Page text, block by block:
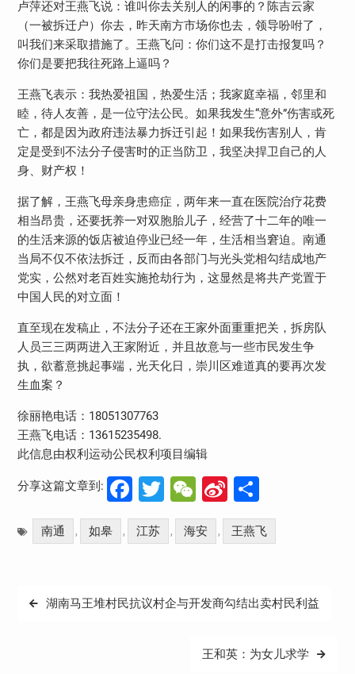
卢萍还对王燕飞说：谁叫你去关别人的闲事的？陈吉云家
（一被拆迁户）你去，昨天南方市场你也去，领导吩咐了，
叫我们来采取措施了。王燕飞问：你们这不是打击报复吗？
你们是要把我往死路上逼吗？
王燕飞表示：我热爱祖国，热爱生活；我家庭幸福，邻里和
睦，待人友善，是一位守法公民。如果我发生“意外”伤害或死
亡，都是因为政府违法暴力拆迁引起！如果我伤害别人，肯
定是受到不法分子侵害时的正当防卫，我坚决捍卫自己的人
身、财产权！
据了解，王燕飞母亲身患癌症，两年来一直在医院治疗花费
相当昂贵，还要抚养一对双胞胎儿子，经营了十二年的唯一
的生活来源的饭店被迫停业已经一年，生活相当窘迫。南通
当局不仅不依法拆迁，反而由各部门与光头党相勾结成地产
党实，公然对老百姓实施抢劫行为，这显然是将共产党置于
中国人民的对立面！
直至现在发稿止，不法分子还在王家外面重重把关，拆房队
人员三三两两进入王家附近，并且故意与一些市民发生争
执，欲蓄意挑起事端，光天化日，崇川区难道真的要再次发
生血案？
徐丽艳电话：18051307763
王燕飞电话：13615235498.
此信息由权利运动公民权利项目编辑
分享这篇文章到: Facebook
Twitter
WeChat
Sina
Weibo
分
享
南通 , 如皋 , 江苏 , 海安 , 王燕飞
文
湖南马王堆村民抗议村企与开发商勾结出卖村民利益
王和英：为女儿求学